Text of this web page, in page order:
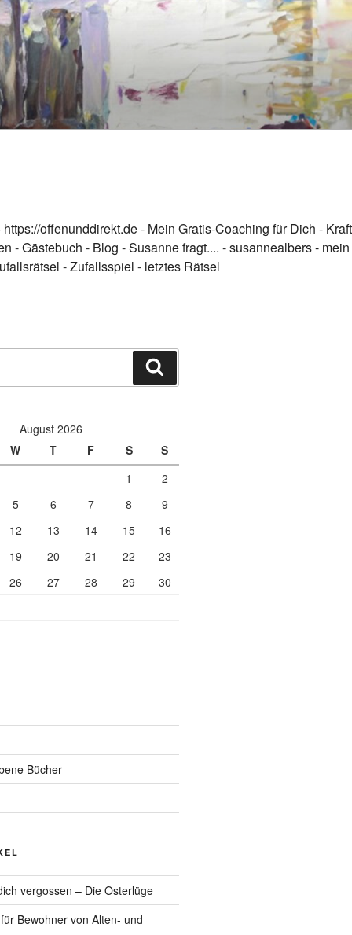
https://offenunddirekt.de - Mein Gratis-Coaching für Dich - Kraft
-Gästebuch - Blog -Susanne fragt.... -susannealbers - mein
-Zufallsspiel - letztes Rätsel
August 2026
W
T F S
S
1
2
5
6 7 8
9
12
13 14 15
16
19
20 21 22
23
26
27 28 29 30
Bücher
vergossen – Die Osterlüge
Bewohner von Alten- und